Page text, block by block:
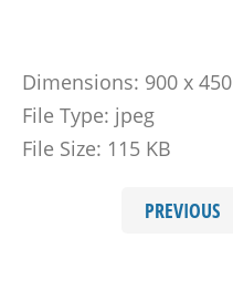
Dimensions: 900 x 450
File Type: jpeg
File Size: 115 KB
PREVIOUS